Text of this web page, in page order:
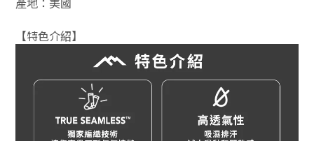
【特色介紹】